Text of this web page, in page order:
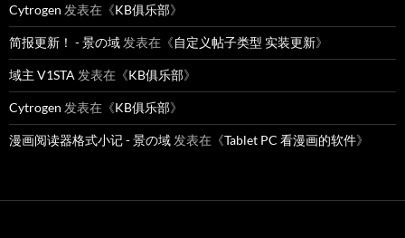
Cytrogen 发表在《KB俱乐部》
简报更新！ - 景の域 发表在《自定义帖子类型 实装更新》
域主 V1STA 发表在《KB俱乐部》
Cytrogen 发表在《KB俱乐部》
漫画阅读器格式小记 - 景の域 发表在《Tablet PC 看漫画的软件》